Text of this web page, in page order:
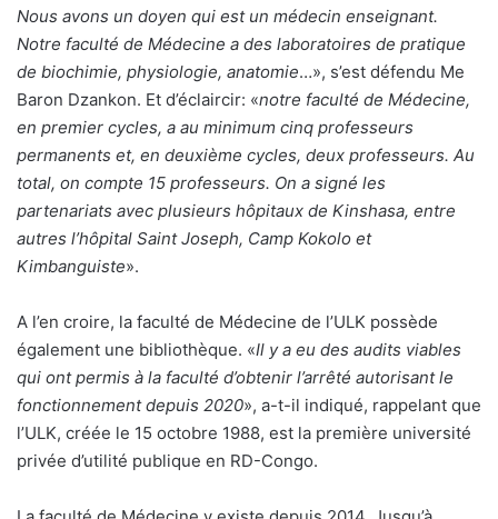
Nous avons un doyen qui est un médecin enseignant.
Notre faculté de Médecine a des laboratoires de pratique
de biochimie, physiologie, anatomie…», s’est défendu Me
Baron Dzankon. Et d’éclaircir: «notre faculté de Médecine,
en premier cycles, a au minimum cinq professeurs
permanents et, en deuxième cycles, deux professeurs. Au
total, on compte 15 professeurs. On a signé les
partenariats avec plusieurs hôpitaux de Kinshasa, entre
autres l’hôpital Saint Joseph, Camp Kokolo et
Kimbanguiste».
A l’en croire, la faculté de Médecine de l’ULK possède
également une bibliothèque. «Il y a eu des audits viables
qui ont permis à la faculté d’obtenir l’arrêté autorisant le
fonctionnement depuis 2020», a-t-il indiqué, rappelant que
l’ULK, créée le 15 octobre 1988, est la première université
privée d’utilité publique en RD-Congo.